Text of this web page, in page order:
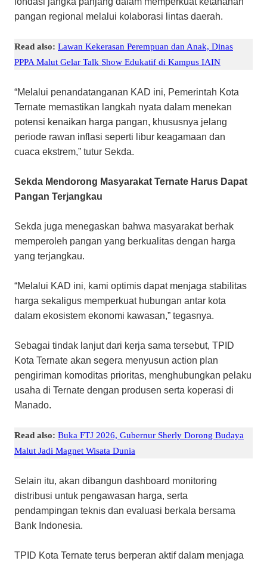
pangan regional melalui kolaborasi lintas daerah.
Read also: Lawan Kekerasan Perempuan dan Anak, Dinas
PPPA Malut Gelar Talk Show Edukatif di Kampus IAIN
“Melalui penandatanganan KAD ini, Pemerintah Kota
Ternate memastikan langkah nyata dalam menekan
potensi kenaikan harga pangan, khususnya jelang
periode rawan inflasi seperti libur keagamaan dan
cuaca ekstrem,” tutur Sekda.
Sekda Mendorong Masyarakat Ternate Harus Dapat
Pangan Terjangkau
Sekda juga menegaskan bahwa masyarakat berhak
memperoleh pangan yang berkualitas dengan harga
yang terjangkau.
“Melalui KAD ini, kami optimis dapat menjaga stabilitas
harga sekaligus memperkuat hubungan antar kota
dalam ekosistem ekonomi kawasan,” tegasnya.
Sebagai tindak lanjut dari kerja sama tersebut, TPID
Kota Ternate akan segera menyusun action plan
pengiriman komoditas prioritas, menghubungkan pelaku
usaha di Ternate dengan produsen serta koperasi di
Manado.
Read also: Buka FTJ 2026, Gubernur Sherly Dorong Budaya
Malut Jadi Magnet Wisata Dunia
Selain itu, akan dibangun dashboard monitoring
distribusi untuk pengawasan harga, serta
pendampingan teknis dan evaluasi berkala bersama
Bank Indonesia.
TPID Kota Ternate terus berperan aktif dalam menjaga